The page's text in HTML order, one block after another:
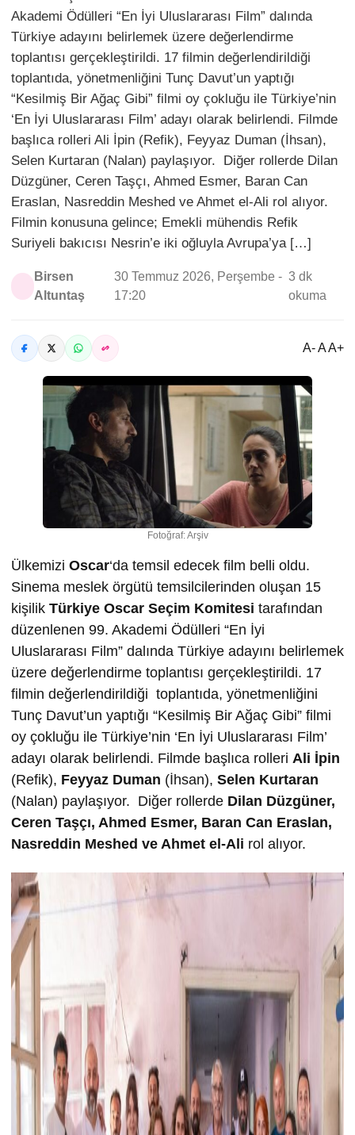
Akademi Ödülleri “En İyi Uluslararası Film” dalında
Türkiye adayını belirlemek üzere değerlendirme
toplantısı gerçekleştirildi. 17 filmin değerlendirildiği
toplantıda, yönetmenliğini Tunç Davut’un yaptığı
“Kesilmiş Bir Ağaç Gibi” filmi oy çokluğu ile Türkiye’nin
‘En İyi Uluslararası Film’ adayı olarak belirlendi. Filmde
başlıca rolleri Ali İpin (Refik), Feyyaz Duman (İhsan),
Selen Kurtaran (Nalan) paylaşıyor. Diğer rollerde Dilan
Düzgüner, Ceren Taşçı, Ahmed Esmer, Baran Can
Eraslan, Nasreddin Meshed ve Ahmet el-Ali rol alıyor.
Filmin konusuna gelince; Emekli mühendis Refik
Suriyeli bakıcısı Nesrin’e iki oğluyla Avrupa’ya […]
Birsen
Altuntaş
30 Temmuz 2026, Perşembe -
17:20
3 dk
okuma
A- A A+
Fotoğraf: Arşiv
Ülkemizi Oscar‘da temsil edecek film belli oldu.
Sinema meslek örgütü temsilcilerinden oluşan 15
kişilik Türkiye Oscar Seçim Komitesi tarafından
düzenlenen 99. Akademi Ödülleri “En İyi
Uluslararası Film” dalında Türkiye adayını belirlemek
üzere değerlendirme toplantısı gerçekleştirildi. 17
filmin değerlendirildiği toplantıda, yönetmenliğini
Tunç Davut’un yaptığı “Kesilmiş Bir Ağaç Gibi” filmi
oy çokluğu ile Türkiye’nin ‘En İyi Uluslararası Film’
adayı olarak belirlendi. Filmde başlıca rolleri Ali İpin
(Refik), Feyyaz Duman (İhsan), Selen Kurtaran
(Nalan) paylaşıyor. Diğer rollerde Dilan Düzgüner,
Ceren Taşçı, Ahmed Esmer, Baran Can Eraslan,
Nasreddin Meshed ve Ahmet el-Ali rol alıyor.